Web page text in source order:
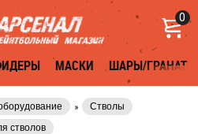
0
МАСКИ ШАРЫ/ГРАНАТЫ
Стволы
стволов